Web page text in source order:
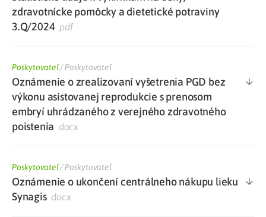
zdravotnícke pomôcky a dietetické potraviny
3.Q/2024pdf
Poskytovateľ/Poskytovateľ
Oznámenie o zrealizovaní vyšetrenia PGD bez
výkonu asistovanej reprodukcie s prenosom
embryí uhrádzaného z verejného zdravotného
poistenia docx
Poskytovateľ/Poskytovateľ
Oznámenie o ukončení centrálneho nákupu lieku
Synagisdocx